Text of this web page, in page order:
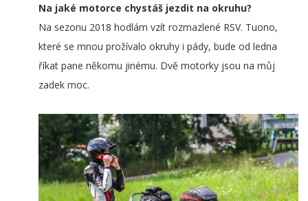
Na jaké motorce chystáš jezdit na okruhu?
Na sezonu 2018 hodlám vzít rozmazlené RSV. Tuono,
které se mnou prožívalo okruhy i pády, bude od ledna
říkat pane někomu jinému. Dvě motorky jsou na můj
zadek moc.